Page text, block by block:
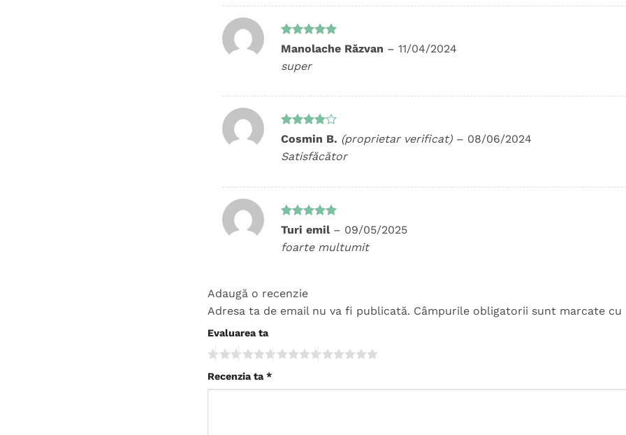
Evaluat la
Manolache Răzvan – 11/04/2024
super
Evaluat
4
5
Cosmin B. (proprietar verificat) – 08/06/2024
Satisfăcător
Evaluat la
din 5
Turi emil – 09/05/2025
foarte multumit
Adaugă o recenzie
Adresa ta de email nu va fi publicată. Câmpurile obligatorii sunt marcate cu
Evaluarea ta
Recenzia ta *